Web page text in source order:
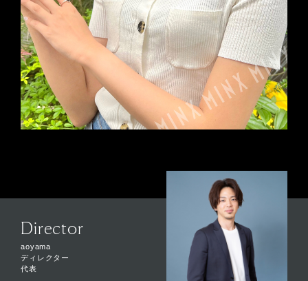
Director
aoyama
ディレクター
代表